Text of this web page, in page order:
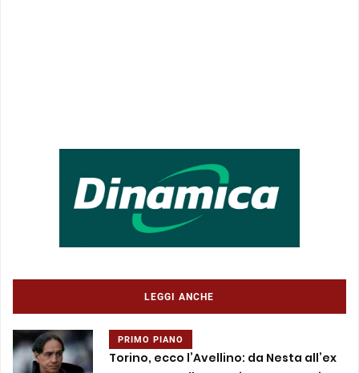
LEGGI ANCHE
PRIMO PIANO
Torino, ecco l’Avellino: da Nesta all’ex